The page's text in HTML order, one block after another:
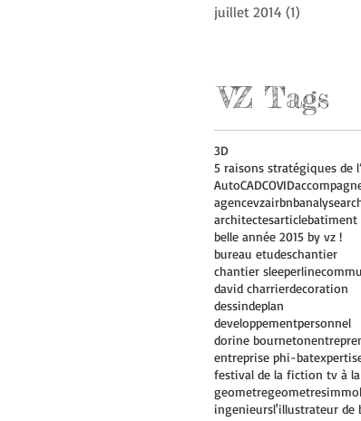
juillet 2014 (1)
VZ Tags
3D
AutoCADCOVID
agencevzairbnbanalyse
architectesarticlebatiment
belle année 2015 by vz !
bureau etudeschantier
chantier sleeperline
david charrierdecoration
dessindeplan
developpementpersonnel
dorine bourneton
entreprise phi-bat
geometregeometres
ingenieursl'illustrateur de